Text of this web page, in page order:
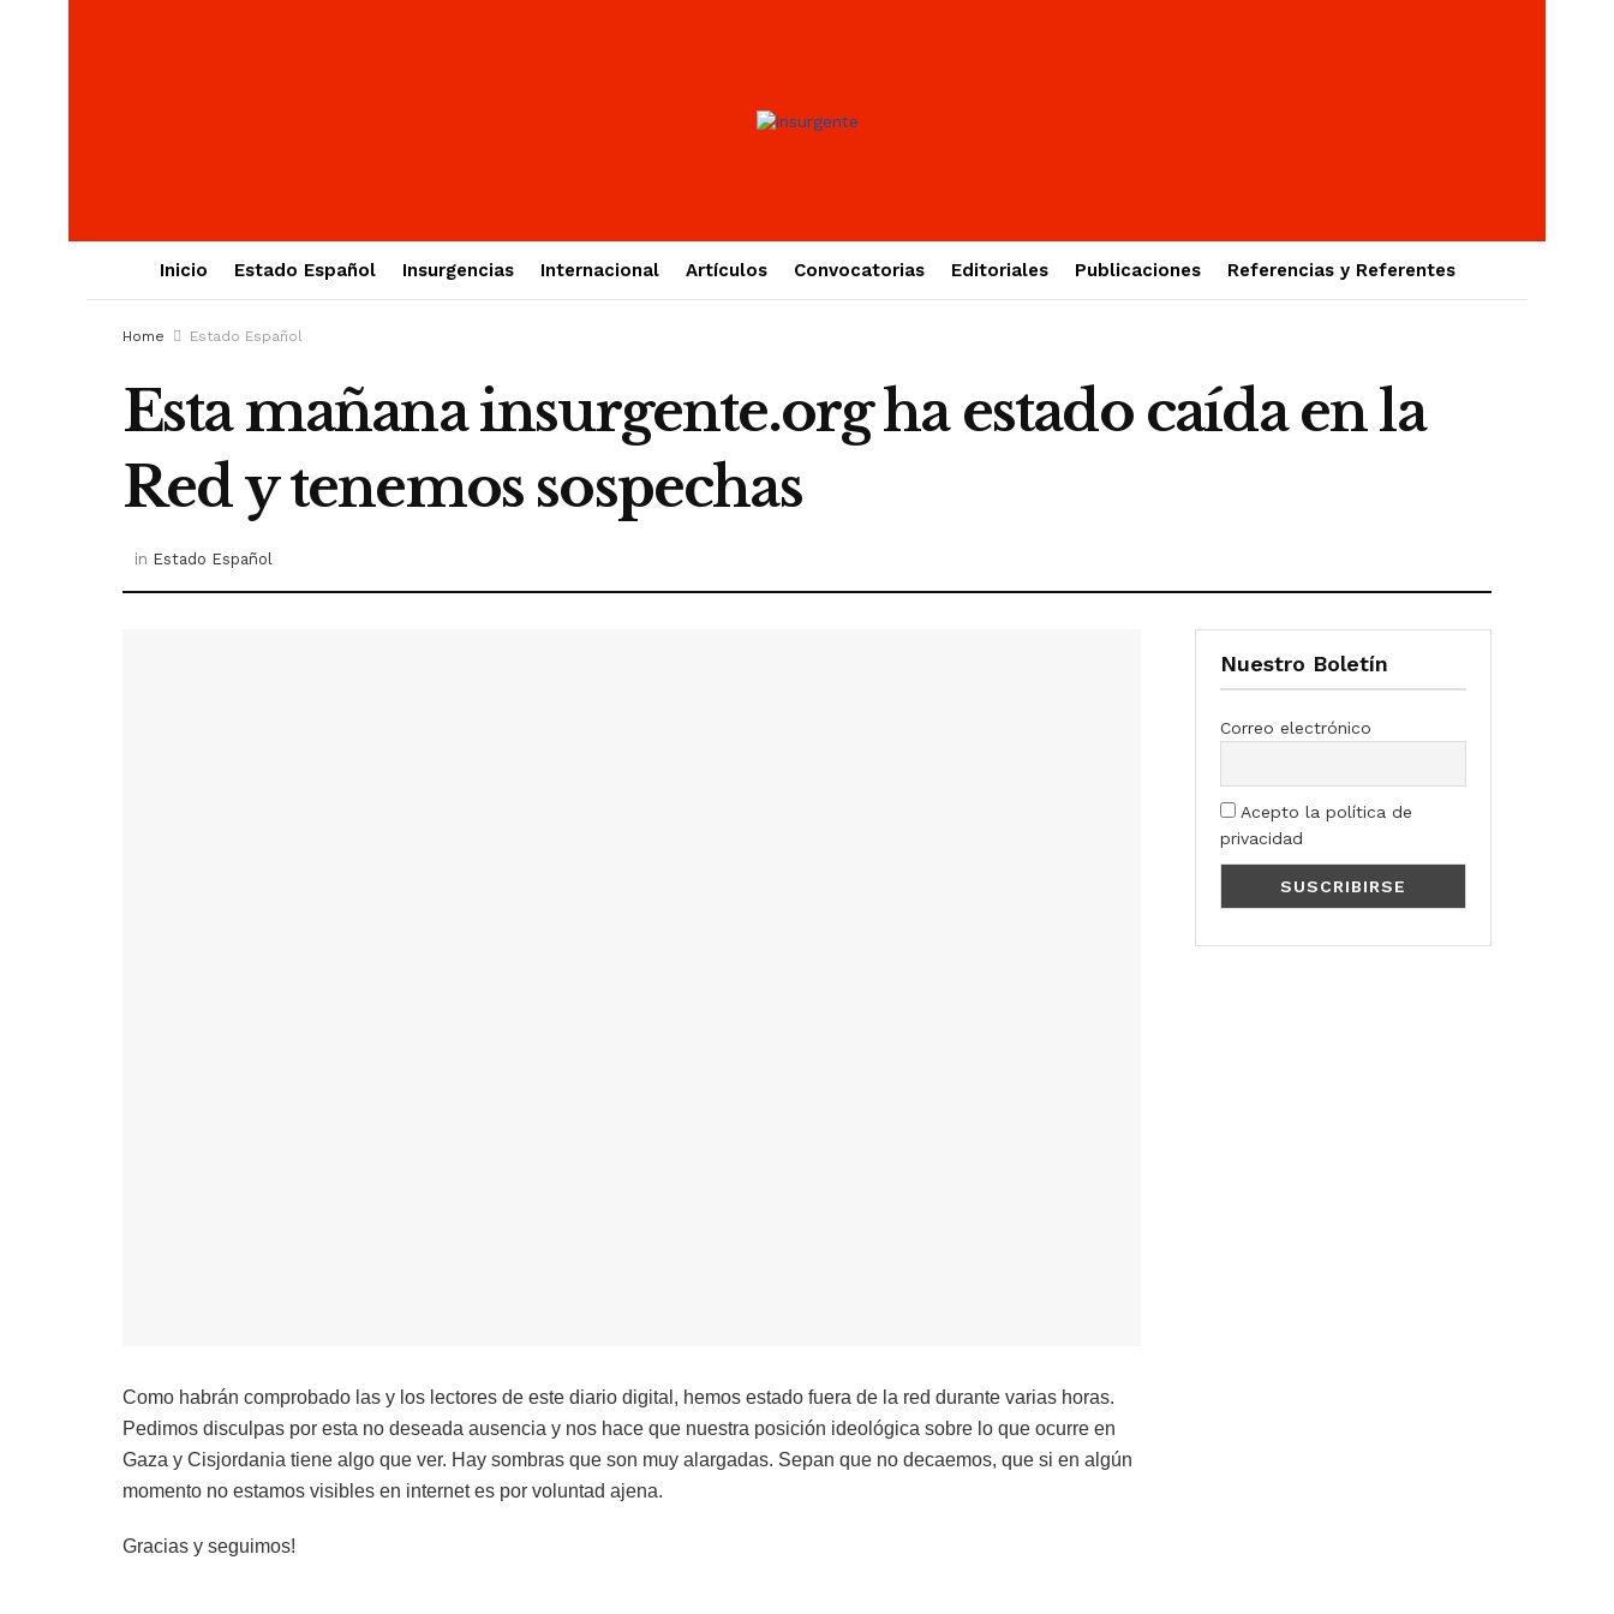
Inicio Estado Español Insurgencias Internacional Artículos Convocatorias Editoriales Publicaciones Referencias y Referentes
Home Estado Español
Esta mañana insurgente.org ha estado caída en la
Red y tenemos sospechas
in Estado Español
Como habrán comprobado las y los lectores de este diario digital, hemos estado fuera de la red durante varias horas.
Pedimos disculpas por esta no deseada ausencia y nos hace que nuestra posición ideológica sobre lo que ocurre en
Gaza y Cisjordania tiene algo que ver. Hay sombras que son muy alargadas. Sepan que no decaemos, que si en algún
momento no estamos visibles en internet es por voluntad ajena.
Gracias y seguimos!
Nuestro Boletín
Correo electrónico
Acepto la política de
privacidad